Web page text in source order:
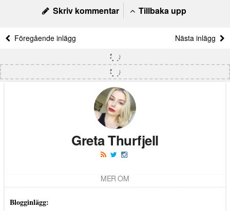
Skriv kommentar Tillbaka upp
Föregående inlägg Nästa inlägg
Greta Thurfjell
MER OM
Blogginlägg: